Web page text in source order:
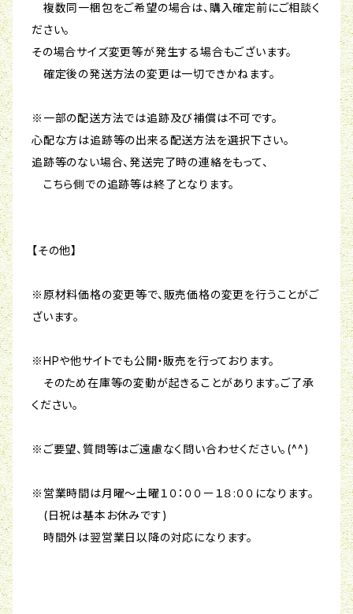
複数同一梱包をご希望の場合は、購入確定前にご相談く
ださい。
その場合サイズ変更等が発生する場合もございます。
確定後の発送方法の変更は一切できかねます。
※一部の配送方法では追跡及び補償は不可です。
心配な方は追跡等の出来る配送方法を選択下さい。
追跡等のない場合、発送完了時の連絡をもって、
こちら側での追跡等は終了となります。
【その他】
※原材料価格の変更等で、販売価格の変更を行うことがご
ざいます。
※HPや他サイトでも公開・販売を行っております。
そのため在庫等の変動が起きることがあります。ご了承
ください。
※ご要望、質問等はご遠慮なく問い合わせください。(^^)
※営業時間は月曜〜土曜１０：００ー１８:００になります。
(日祝は基本お休みです)
時間外は翌営業日以降の対応になります。